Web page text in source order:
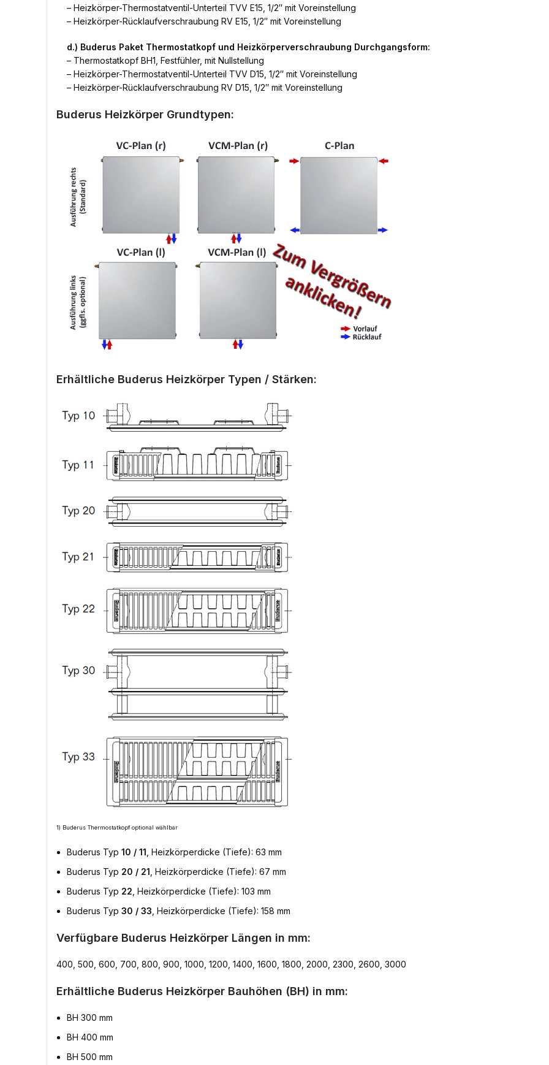
– Heizkörper-Thermostatventil-Unterteil TVV E15, 1/2″ mit Voreinstellung
– Heizkörper-Rücklaufverschraubung RV E15, 1/2″ mit Voreinstellung
d.) Buderus Paket Thermostatkopf und Heizkörperverschraubung Durchgangsform:
– Thermostatkopf BH1, Festfühler, mit Nullstellung
– Heizkörper-Thermostatventil-Unterteil TVV D15, 1/2″ mit Voreinstellung
– Heizkörper-Rücklaufverschraubung RV D15, 1/2″ mit Voreinstellung
Buderus Heizkörper Grundtypen:
Erhältliche Buderus Heizkörper Typen / Stärken:
1) Buderus Thermostatkopf optional wählbar
Buderus Typ 10 / 11 , Heizkörperdicke (Tiefe): 63 mm
Buderus Typ 20 / 21 , Heizkörperdicke (Tiefe): 67 mm
Buderus Typ 22 , Heizkörperdicke (Tiefe): 103 mm
Buderus Typ 30 / 33 , Heizkörperdicke (Tiefe): 158 mm
Verfügbare Buderus Heizkörper Längen in mm:
400, 500, 600, 700, 800, 900, 1000, 1200, 1400, 1600, 1800, 2000, 2300, 2600, 3000
Erhältliche Buderus Heizkörper Bauhöhen (BH) in mm:
BH 300 mm
BH 400 mm
BH 500 mm